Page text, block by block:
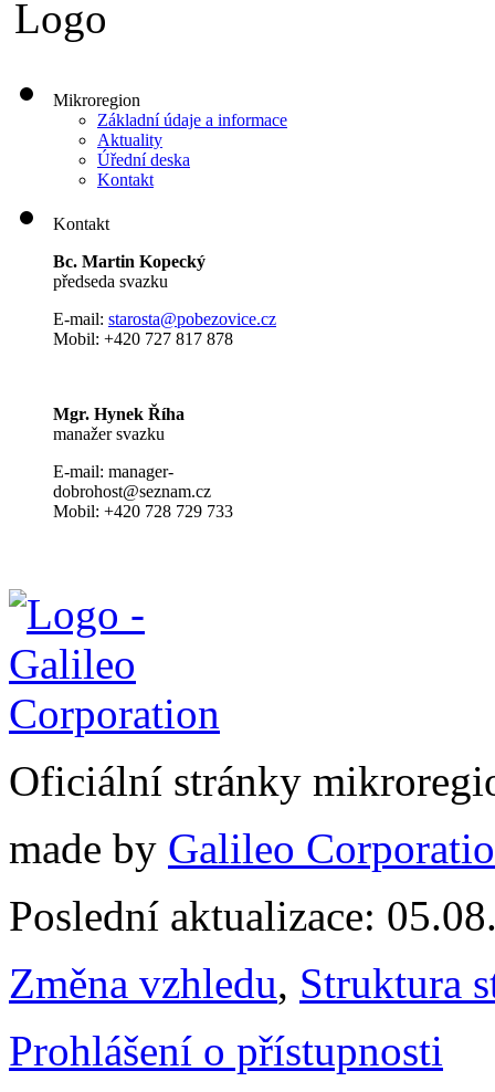
Mikroregion
Základní údaje a informace
Aktuality
Úřední deska
Kontakt
Kontakt
Bc. Martin Kopecký
předseda svazku
E-mail: starosta@pobezovice.cz
Mobil: +420 727 817 878
Mgr. Hynek Říha
manažer svazku
E-mail: manager-
dobrohost@seznam.cz
Mobil: +420 728 729 733
Oficiální stránky
made by Galileo
Poslední aktualizace:
Změna vzhledu, Struktura
Prohlášení o přístupnosti